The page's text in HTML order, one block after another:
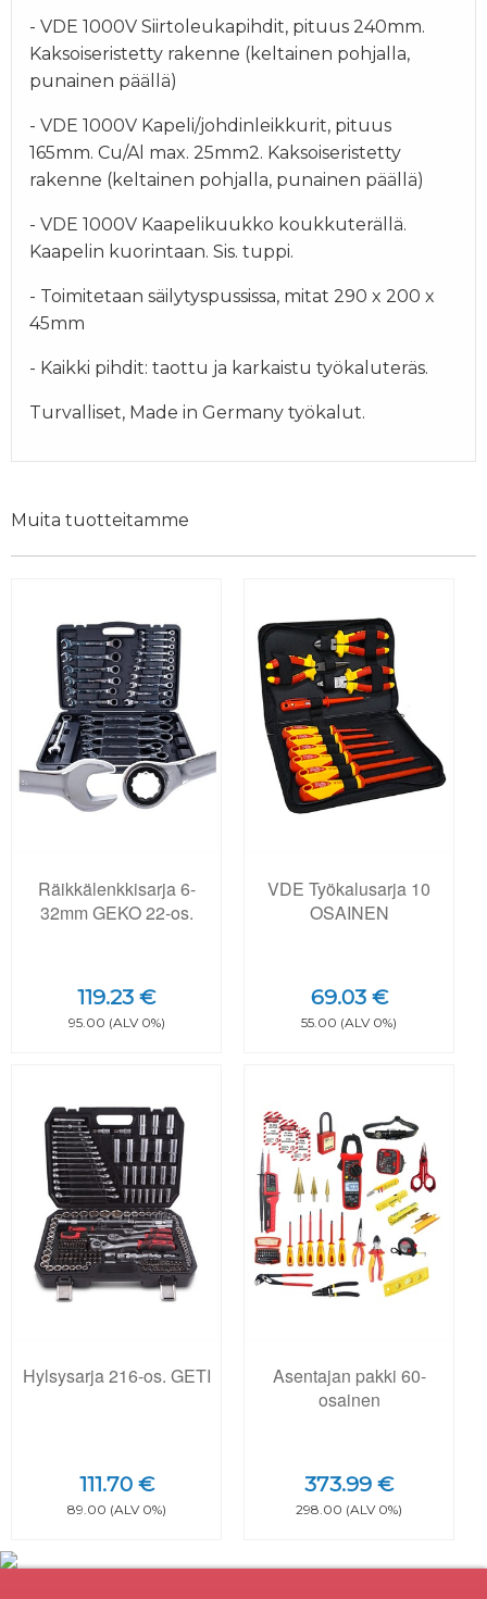
- VDE 1000V Siirtoleukapihdit, pituus 240mm.
Kaksoiseristetty rakenne (keltainen pohjalla,
punainen päällä)
- VDE 1000V Kapeli/johdinleikkurit, pituus
165mm. Cu/Al max. 25mm2. Kaksoiseristetty
rakenne (keltainen pohjalla, punainen päällä)
- VDE 1000V Kaapelikuukko koukkuterällä.
Kaapelin kuorintaan. Sis. tuppi.
- Toimitetaan säilytyspussissa, mitat 290 x 200 x
45mm
- Kaikki pihdit: taottu ja karkaistu työkaluteräs.
Turvalliset, Made in Germany työkalut.
Muita tuotteitamme
Räikkälenkkisarja 6-
32mm GEKO 22-os.
119.23 €
95.00 (ALV 0%)
VDE Työkalusarja 10
OSAINEN
69.03 €
55.00 (ALV 0%)
Hylsysarja 216-os. GETI
111.70 €
89.00 (ALV 0%)
Asentajan pakki 60-
osainen
373.99 €
298.00 (ALV 0%)